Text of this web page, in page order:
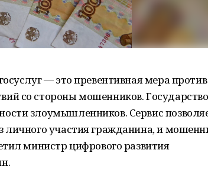
— это превентивная мера против
со стороны мошенников. Государство
злоумышленников. Сервис
личного участия гражданина, и
министр цифрового развития